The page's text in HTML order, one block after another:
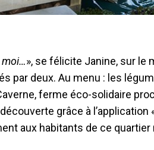
moi…», se félicite Janine, sur le
par deux. Au menu : les
ferme éco-solidaire
grâce à l’application
aux habitants de ce